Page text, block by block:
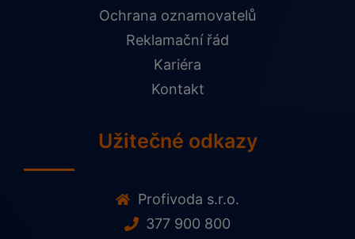
Ochrana oznamovatelů
Reklamační řád
Kariéra
Kontakt
Užitečné odkazy
Profivoda s.r.o.
377 900 800